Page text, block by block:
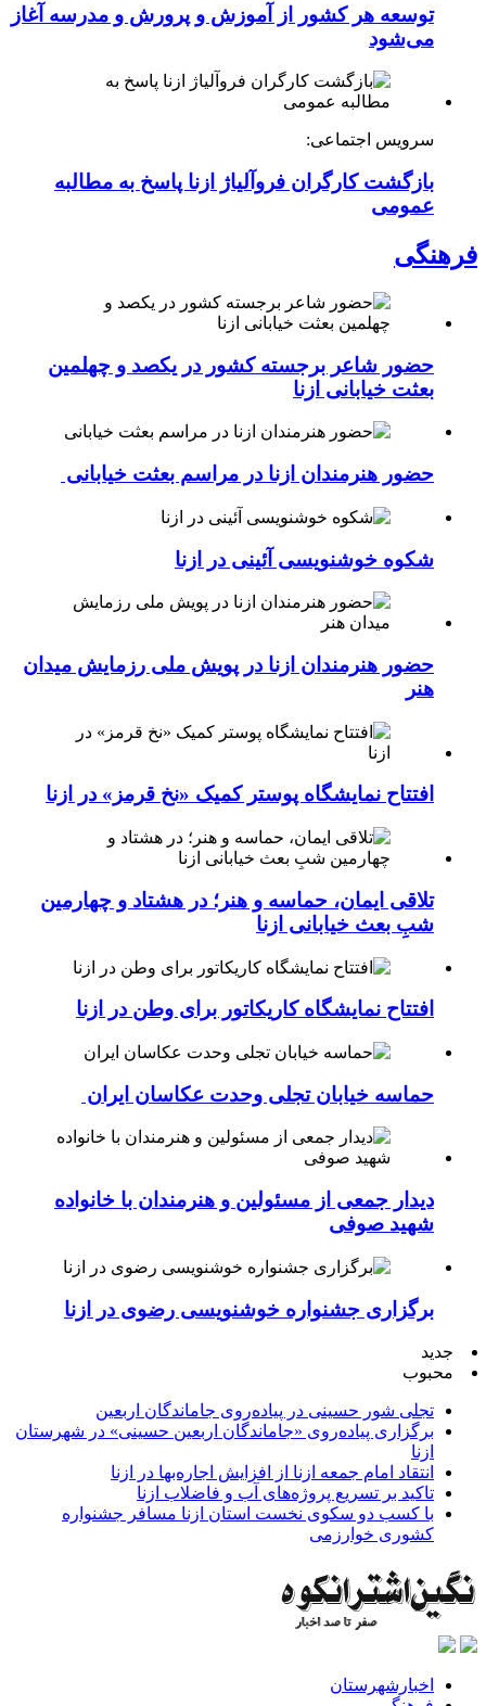
توسعه هر کشور از آموزش و پرورش و مدرسه آغاز
می‌شود
سرویس اجتماعی:
بازگشت کارگران فروآلیاژ ازنا پاسخ به مطالبه
عمومی
فرهنگی
حضور شاعر برجسته کشور در یکصد و چهلمین
بعثت خیابانی ازنا
حضور هنرمندان ازنا در مراسم بعثت خیابانی
شکوه خوشنویسی آئینی در ازنا
حضور هنرمندان ازنا در پویش ملی رزمایش میدان
هنر
افتتاح نمایشگاه پوستر کمیک «نخ قرمز» در ازنا
تلاقی ایمان، حماسه و هنر؛ در هشتاد و چهارمین
شبِ بعث خیابانی ازنا
افتتاح نمایشگاه کاریکاتور برای وطن در ازنا
حماسه خیابان تجلی وحدت عکاسان ایران
دیدار جمعی از مسئولین و هنرمندان با خانواده
شهید صوفی
برگزاری جشنواره خوشنویسی رضوی در ازنا
جدید
محبوب
تجلی شور حسینی در پیاده‌روی جاماندگان اربعین
برگزاری پیاده‌روی «جاماندگان اربعین حسینی» در شهرستان
ازنا
انتقاد امام جمعه ازنا از افزایش اجاره‌بها در ازنا
تاکید بر تسریع پروژه‌های آب و فاضلاب ازنا
با کسب دو سکوی نخست استان ازنا مسافر جشنواره
کشوری خوارزمی
اخبارشهرستان